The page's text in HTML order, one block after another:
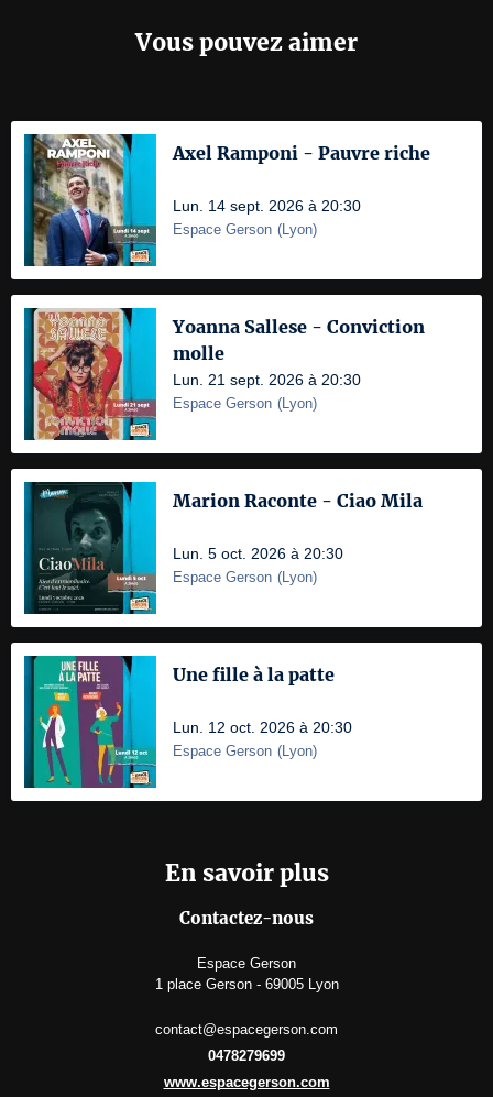
Vous pouvez aimer
Axel Ramponi - Pauvre riche
Lun. 14 sept. 2026 à 20:30
Espace Gerson (Lyon)
Yoanna Sallese - Conviction
molle
Lun. 21 sept. 2026 à 20:30
Espace Gerson (Lyon)
Marion Raconte - Ciao Mila
Lun. 5 oct. 2026 à 20:30
Espace Gerson (Lyon)
Une fille à la patte
Lun. 12 oct. 2026 à 20:30
Espace Gerson (Lyon)
En savoir plus
Contactez-nous
Espace Gerson
1 place Gerson - 69005 Lyon
contact@espacegerson.com
0478279699
www.espacegerson.com